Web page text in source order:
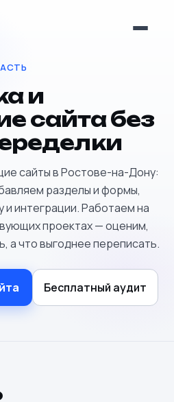
и
сайта без
сайты в Ростове-на-Дону:
разделы и формы,
интеграции. Работаем на
проектах — оценим,
а что выгоднее переписать.
Бесплатный аудит